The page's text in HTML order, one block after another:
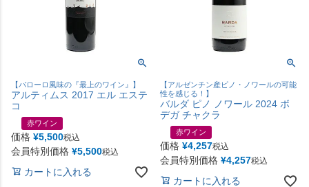
【バローロ風味の『最上のワイン』】
アルティムス 2017 エル エステ
コ
赤ワイン
価格 ¥5,500税込
会員特別価格 ¥5,500税込
カートに入れる
【アルゼンチン産ピノ・ノワールの可能
性を感じる！】
バルダ ピノ ノワール 2024 ボ
デガ チャクラ
赤ワイン
価格 ¥4,257税込
会員特別価格 ¥4,257税込
カートに入れる